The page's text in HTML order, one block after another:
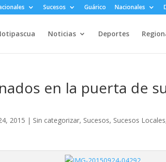
Sucesos Guárico Nacionales
Noticias Deportes
en la puerta de
2015 | Sin categorizar, Sucesos, Sucesos Locales